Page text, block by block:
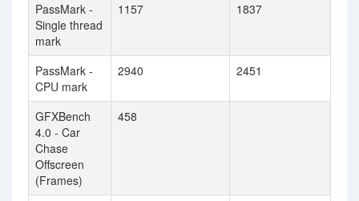
PassMark -
Single thread
mark
1157 1837
PassMark -
CPU mark
2940 2451
GFXBench
4.0 - Car
Chase
Offscreen
(Frames)
458